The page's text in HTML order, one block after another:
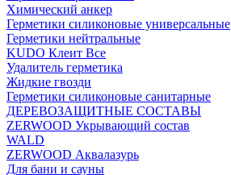
Химический анкер
Герметики силиконовые универсальные
Герметики нейтральные
KUDO Клеит Все
Удалитель герметика
Жидкие гвозди
Герметики силиконовые санитарные
ДЕРЕВОЗАЩИТНЫЕ СОСТАВЫ
ZERWOOD Укрывающий состав
WALD
ZERWOOD Аквалазурь
Для бани и сауны